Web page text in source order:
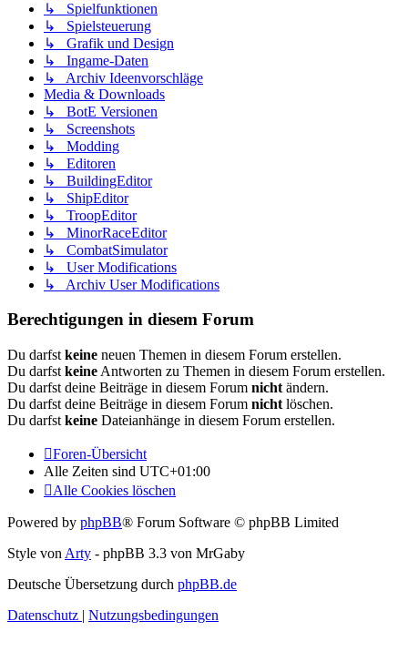
↳ Spielfunktionen
↳ Spielsteuerung
↳ Grafik und Design
↳ Ingame-Daten
↳ Archiv Ideenvorschläge
Media & Downloads
↳ BotE Versionen
↳ Screenshots
↳ Modding
↳ Editoren
↳ BuildingEditor
↳ ShipEditor
↳ TroopEditor
↳ MinorRaceEditor
↳ CombatSimulator
↳ User Modifications
↳ Archiv User Modifications
Berechtigungen in diesem Forum
Du darfst keine neuen Themen in diesem Forum erstellen.
Du darfst keine Antworten zu Themen in diesem Forum erstellen.
Du darfst deine Beiträge in diesem Forum nicht ändern.
Du darfst deine Beiträge in diesem Forum nicht löschen.
Du darfst keine Dateianhänge in diesem Forum erstellen.
Foren-Übersicht
Alle Zeiten sind UTC+01:00
Alle Cookies löschen
Powered by phpBB® Forum Software © phpBB Limited
Style von Arty - phpBB 3.3 von MrGaby
Deutsche Übersetzung durch phpBB.de
Datenschutz | Nutzungsbedingungen